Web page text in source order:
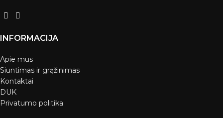
INFORMACIJA
Apie mus
Siuntimas ir grąžinimas
Kontaktai
DUK
Privatumo politika